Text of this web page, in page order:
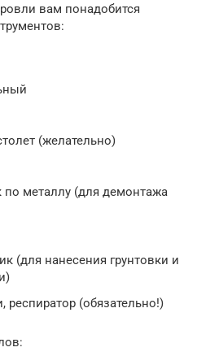
вам понадобится
(желательно)
по металлу (для демонтажа
(для нанесения грунтовки и
респиратор (обязательно!)